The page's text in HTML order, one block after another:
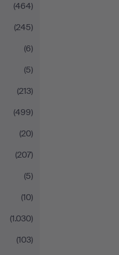
(464)
(245)
(6)
(5)
(213)
(499)
(20)
(207)
(5)
(10)
(1.030)
(103)